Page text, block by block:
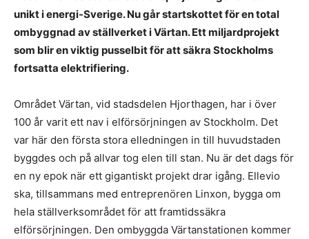
unikt i energi-Sverige. Nu går startskottet för en total
ombyggnad av ställverket i Värtan. Ett miljardprojekt
som blir en viktig pusselbit för att säkra Stockholms
fortsatta elektrifiering.
Området Värtan, vid stadsdelen Hjorthagen, har i över
100 år varit ett nav i elförsörjningen av Stockholm. Det
var här den första stora elledningen in till huvudstaden
byggdes och på allvar tog elen till stan. Nu är det dags för
en ny epok när ett gigantiskt projekt drar igång. Ellevio
ska, tillsammans med entreprenören Linxon, bygga om
hela ställverksområdet för att framtidssäkra
elförsörjningen. Den ombyggda Värtanstationen kommer